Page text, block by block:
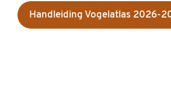
Handleiding Vogelatlas 2026-